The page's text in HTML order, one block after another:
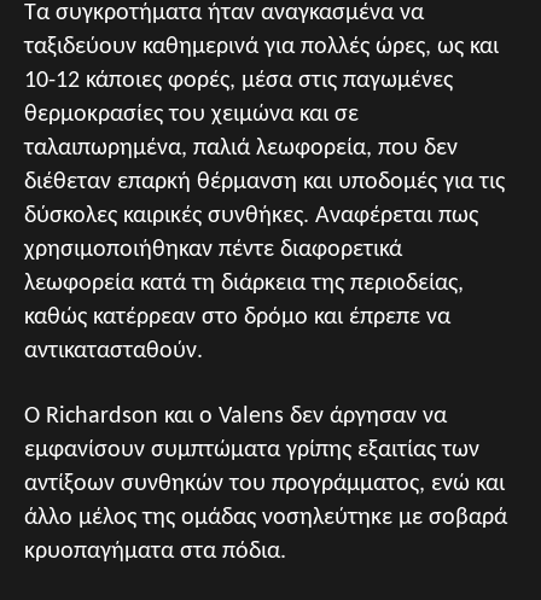
Τα συγκροτήματα ήταν αναγκασμένα να
ταξιδεύουν καθημερινά για πολλές ώρες, ως και
10-12 κάποιες φορές, μέσα στις παγωμένες
θερμοκρασίες του χειμώνα και σε
ταλαιπωρημένα, παλιά λεωφορεία, που δεν
διέθεταν επαρκή θέρμανση και υποδομές για τις
δύσκολες καιρικές συνθήκες. Αναφέρεται πως
χρησιμοποιήθηκαν πέντε διαφορετικά
λεωφορεία κατά τη διάρκεια της περιοδείας,
καθώς κατέρρεαν στο δρόμο και έπρεπε να
αντικατασταθούν.
Ο Richardson και ο Valens δεν άργησαν να
εμφανίσουν συμπτώματα γρίπης εξαιτίας των
αντίξοων συνθηκών του προγράμματος, ενώ και
άλλο μέλος της ομάδας νοσηλεύτηκε με σοβαρά
κρυοπαγήματα στα πόδια.